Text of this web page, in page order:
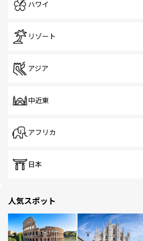
ハワイ
リゾート
アジア
中近東
アフリカ
日本
人気スポット